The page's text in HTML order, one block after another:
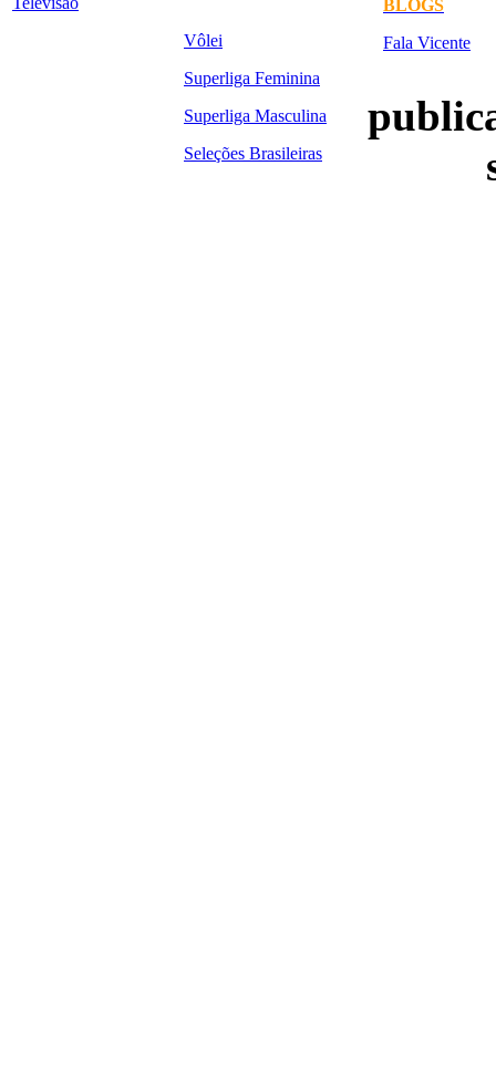
Vôlei
Superliga Feminina
Superliga Masculina
Seleções Brasileiras
BLOGS
Fala Vicente